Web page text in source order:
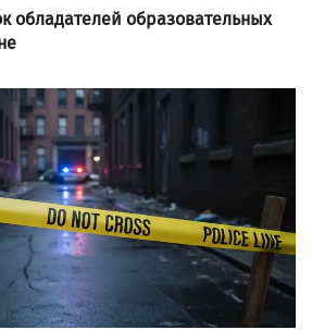
обладателей образовательных